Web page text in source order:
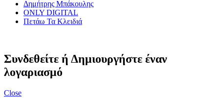
Δημήτρης Μπάκουλης
ONLY DIGITAL
Πετάω Τα Κλειδιά
Συνδεθείτε ή Δημιουργήστε έναν
λογαριασμό
Close